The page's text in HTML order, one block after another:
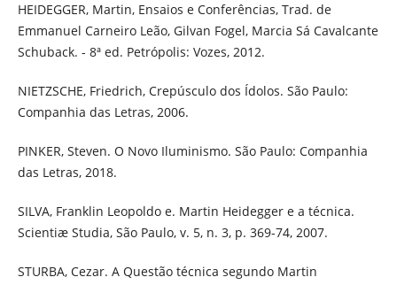
HEIDEGGER, Martin, Ensaios e Conferências, Trad. de
Emmanuel Carneiro Leão, Gilvan Fogel, Marcia Sá Cavalcante
Schuback. - 8ª ed. Petrópolis: Vozes, 2012.
NIETZSCHE, Friedrich, Crepúsculo dos Ídolos. São Paulo:
Companhia das Letras, 2006.
PINKER, Steven. O Novo Iluminismo. São Paulo: Companhia
das Letras, 2018.
SILVA, Franklin Leopoldo e. Martin Heidegger e a técnica.
Scientiæ Studia, São Paulo, v. 5, n. 3, p. 369-74, 2007.
STURBA, Cezar. A Questão técnica segundo Martin